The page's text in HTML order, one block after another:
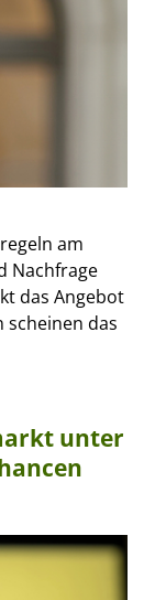
am
Nachfrage
das Angebot
das
unter